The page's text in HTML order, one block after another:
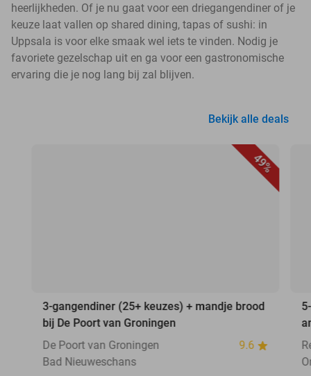
heerlijkheden. Of je nu gaat voor een driegangendiner of je
keuze laat vallen op shared dining, tapas of sushi: in
Uppsala is voor elke smaak wel iets te vinden. Nodig je
favoriete gezelschap uit en ga voor een gastronomische
ervaring die je nog lang bij zal blijven.
Bekijk alle deals
49%
3-gangendiner (25+ keuzes) + mandje brood
bij De Poort van Groningen
De Poort van Groningen
9.6
Bad Nieuweschans